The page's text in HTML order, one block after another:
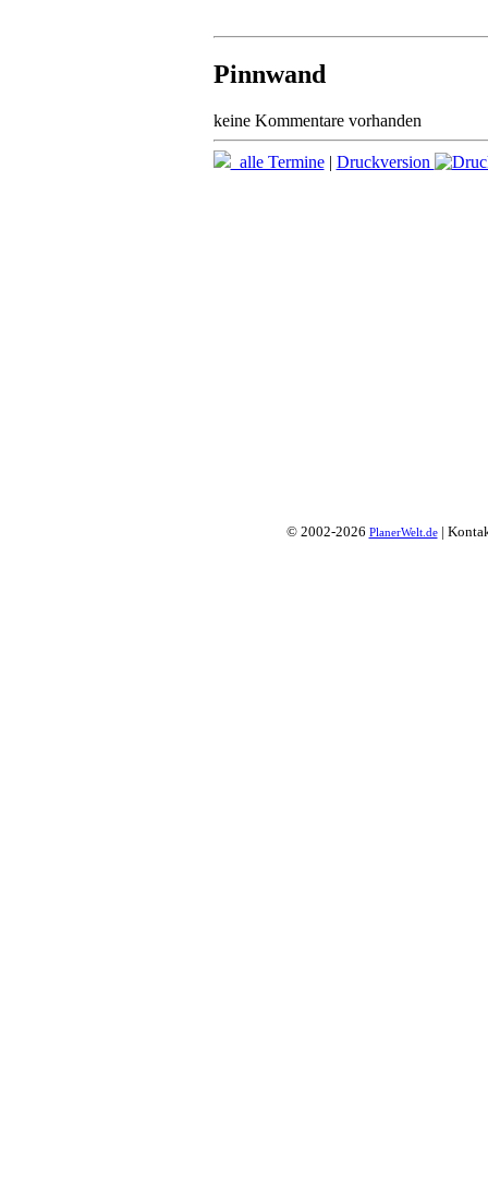
Pinnwand
keine Kommentare vorhanden
alle Termine| Druckversion
© 2002-2026 PlanerWelt.de|